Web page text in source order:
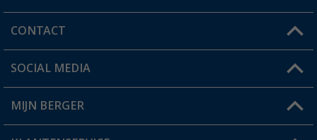
CONTACT
Een vraag?
Winkel vinden
SOCIAL MEDIA
MIJN BERGER